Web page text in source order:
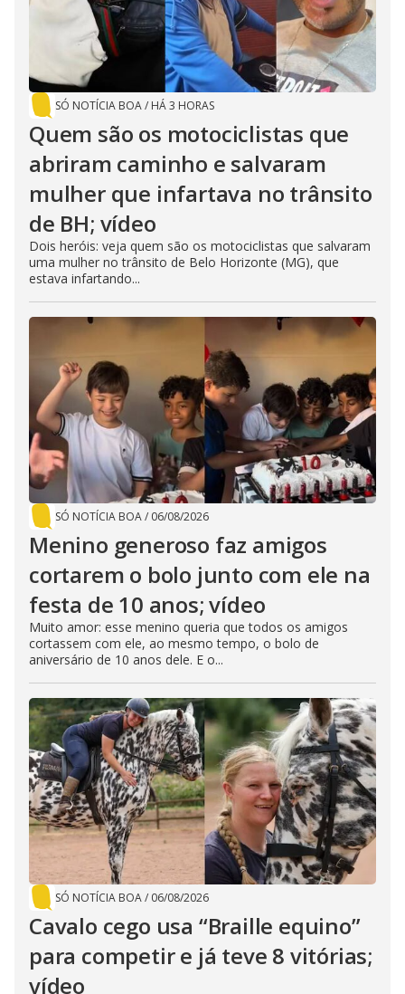
SÓ NOTÍCIA BOA/ HÁ 3 HORAS
Quem são os motociclistas que
abriram caminho e salvaram
mulher que infartava no trânsito
de BH; vídeo
Dois heróis: veja quem são os motociclistas que salvaram
uma mulher no trânsito de Belo Horizonte (MG), que
estava infartando...
SÓ NOTÍCIA BOA/ 06/08/2026
Menino generoso faz amigos
cortarem o bolo junto com ele na
festa de 10 anos; vídeo
Muito amor: esse menino queria que todos os amigos
cortassem com ele, ao mesmo tempo, o bolo de
aniversário de 10 anos dele. E o...
SÓ NOTÍCIA BOA/ 06/08/2026
Cavalo cego usa “Braille equino”
para competir e já teve 8 vitórias;
vídeo